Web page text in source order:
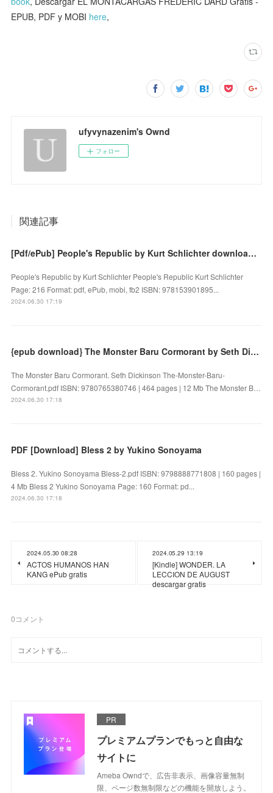
EPUB, PDF y MOBI here,
ufyvynazenim's Ownd
フォロー
関連記事
[Pdf/ePub] People's Republic by Kurt Schlichter download ebook
People's Republic by Kurt Schlichter People's Republic Kurt Schlichter
Page: 216 Format: pdf, ePub, mobi, fb2 ISBN: 978153901895...
2024.06.30 17:19
{epub download} The Monster Baru Cormorant by Seth Dickinson
The Monster Baru Cormorant. Seth Dickinson The-Monster-Baru-
Cormorant.pdf ISBN: 9780765380746 | 464 pages | 12 Mb The Monster B…
2024.06.30 17:18
PDF [Download] Bless 2 by Yukino Sonoyama
Bless 2. Yukino Sonoyama Bless-2.pdf ISBN: 9798888771808 | 160 pages |
4 Mb Bless 2 Yukino Sonoyama Page: 160 Format: pd...
2024.06.30 17:18
2024.05.30 08:28
ACTOS HUMANOS HAN
KANG ePub gratis
2024.05.29 13:19
[Kindle] WONDER. LA
LECCION DE AUGUST
descargar gratis
0コメント
PR
プレミアムプランでもっと自由な
サイトに
Ameba Owndで、広告非表示、画像容量無制
限、ページ数無制限などの機能を開放しよう。